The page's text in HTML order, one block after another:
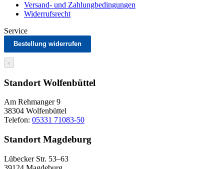
Versand- und Zahlungbedingungen
Widerrufsrecht
Service
Bestellung widerrufen
‹
Standort Wolfenbüttel
Am Rehmanger 9
38304 Wolfenbüttel
Telefon: 05331 71083-50
Standort Magdeburg
Lübecker Str. 53–63